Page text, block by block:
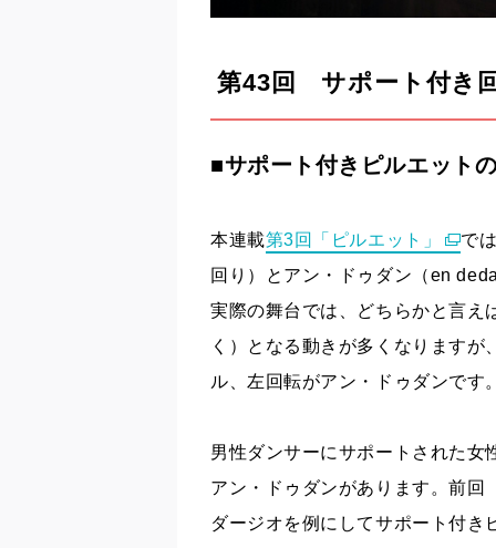
第43回 サポート付き
■サポート付きピルエット
本連載第3回「ピルエット」
で
回り）とアン・ドゥダン（en
実際の舞台では、どちらかと言え
く）となる動きが多くなります
ル、左回転がアン・ドゥダンです
男性ダンサーにサポートされた女
アン・ドゥダンがあります。前回
ダージオを例にしてサポート付